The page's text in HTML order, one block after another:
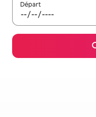
Départ